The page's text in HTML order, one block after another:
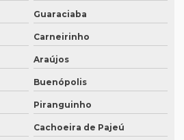
de tradução juramentada
simples para tradução
tradução em SP?
simultânea?
juramentada italiano?
Guaraciaba
Carneirinho
Araújos
Buenópolis
Piranguinho
Cachoeira de Pajeú